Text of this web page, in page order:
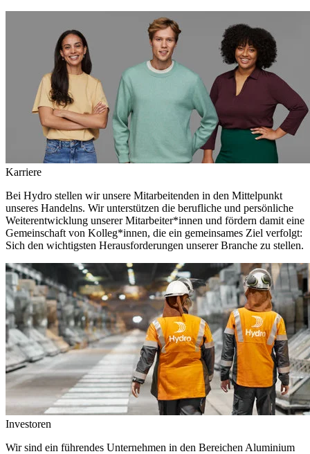
Karriere
Bei Hydro stellen wir unsere Mitarbeitenden in den Mittelpunkt
unseres Handelns. Wir unterstützen die berufliche und persönliche
Weiterentwicklung unserer Mitarbeiter*innen und fördern damit eine
Gemeinschaft von Kolleg*innen, die ein gemeinsames Ziel verfolgt:
Sich den wichtigsten Herausforderungen unserer Branche zu stellen.
Investoren
Wir sind ein führendes Unternehmen in den Bereichen Aluminium